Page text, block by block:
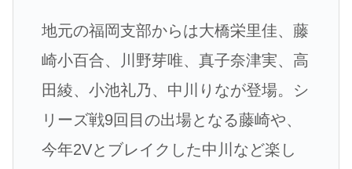
地元の福岡支部からは大橋栄里佳、藤
崎小百合、川野芽唯、真子奈津実、高
田綾、小池礼乃、中川りなが登場。シ
リーズ戦9回目の出場となる藤崎や、
今年2Vとブレイクした中川など楽し